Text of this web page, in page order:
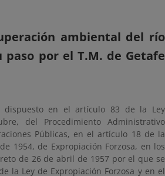
ambiental del río
paso por el T.M. de Getafe
dispuesto en el artículo 83 de la Ley
del Procedimiento Administrativo
Públicas, en el artículo 18 de la
1954, de Expropiación Forzosa, en los
de 26 de abril de 1957 por el que se
la Ley de Expropiación Forzosa y en el